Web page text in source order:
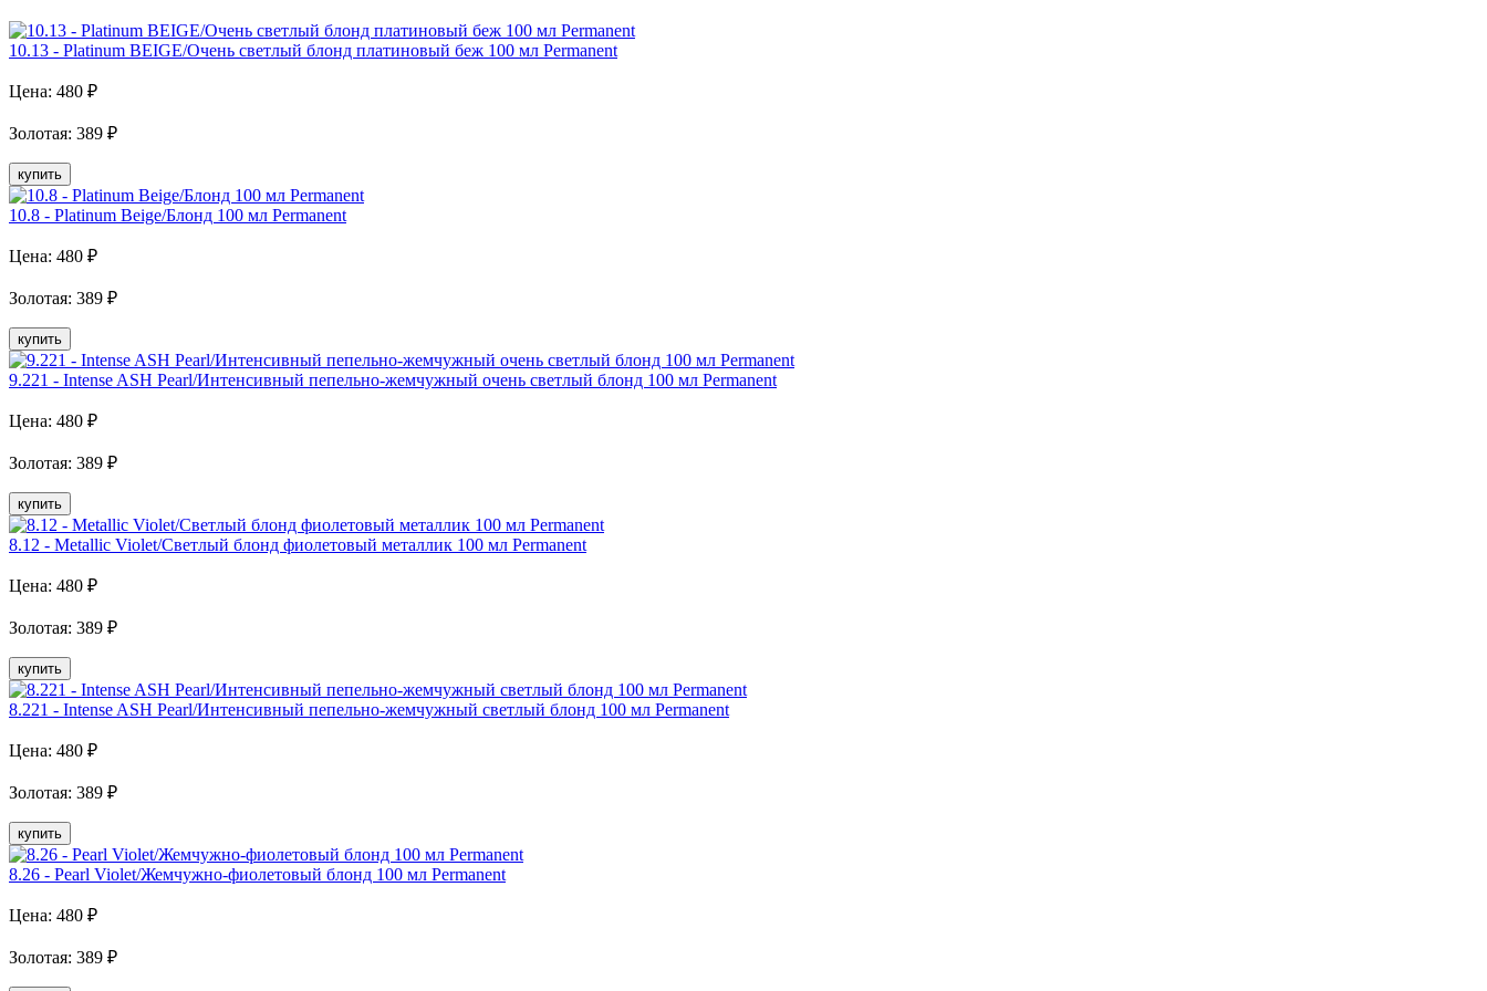
10.13 - Platinum BEIGE/Очень светлый блонд платиновый беж 100 мл Рermanent
Цена: 480 ₽
Золотая: 389 ₽
купить
10.8 - Platinum Beige/Блонд 100 мл Permanent
Цена: 480 ₽
Золотая: 389 ₽
купить
9.221 - Intense ASH Pearl/Интенсивный пепельно-жемчужный очень светлый блонд 100 мл Рermanent
Цена: 480 ₽
Золотая: 389 ₽
купить
8.12 - Metallic Violet/Светлый блонд фиолетовый металлик 100 мл Рermanent
Цена: 480 ₽
Золотая: 389 ₽
купить
8.221 - Intense ASH Pearl/Интенсивный пепельно-жемчужный светлый блонд 100 мл Рermanent
Цена: 480 ₽
Золотая: 389 ₽
купить
8.26 - Pearl Violet/Жемчужно-фиолетовый блонд 100 мл Рermanent
Цена: 480 ₽
Золотая: 389 ₽